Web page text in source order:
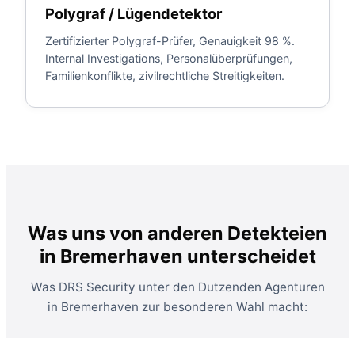
Polygraf / Lügendetektor
Zertifizierter Polygraf-Prüfer, Genauigkeit 98 %.
Internal Investigations, Personalüberprüfungen,
Familienkonflikte, zivilrechtliche Streitigkeiten.
Was uns von anderen Detekteien
in Bremerhaven unterscheidet
Was DRS Security unter den Dutzenden Agenturen
in Bremerhaven zur besonderen Wahl macht: